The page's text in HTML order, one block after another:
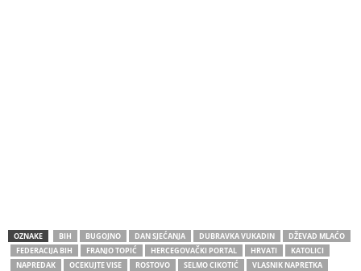
OZNAKE BIH BUGOJNO DAN SJEĆANJA DUBRAVKA VUKADIN
DŽEVAD MLAĆO
FEDERACIJA BIH
FRANJO TOPIĆ HERCEGOVAČKI PORTAL HRVATI
KATOLICI
NAPREDAK
OCEKUJTE VISE ROSTOVO SELMO CIKOTIĆ VLASNIK NAPRETKA